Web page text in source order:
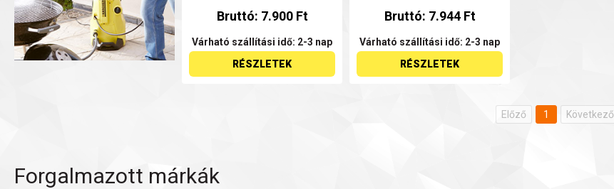
Bruttó: 7.900 Ft
Várható szállítási idő: 2-3 nap
RÉSZLETEK
Bruttó: 7.944 Ft
Várható szállítási idő: 2-3 nap
RÉSZLETEK
Előző 1 Következő
Forgalmazott márkák